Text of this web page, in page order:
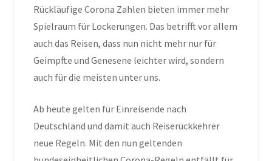
Rückläufige Corona Zahlen bieten immer mehr
Spielraum für Lockerungen. Das betrifft vor allem
auch das Reisen, dass nun nicht mehr nur für
Geimpfte und Genesene leichter wird, sondern
auch für die meisten unter uns.
Ab heute gelten für Einreisende nach
Deutschland und damit auch Reiserückkehrer
neue Regeln. Mit den nun geltenden